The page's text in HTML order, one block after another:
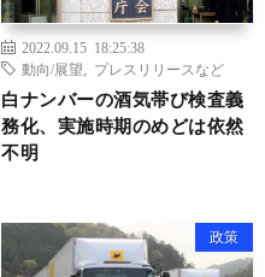
2022.09.15 18:25:38
動向/展望
プレスリリースなど
白ナンバーの酒気帯び検査義
務化、実施時期のめどは依然
不明
政策